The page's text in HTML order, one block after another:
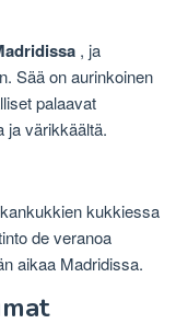
, ja
Sää on aurinkoinen
palaavat
ja värikkäältä.
kukkiessa
de veranoa
aikaa Madridissa.